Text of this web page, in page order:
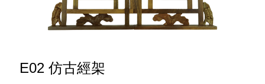
E02 仿古經架